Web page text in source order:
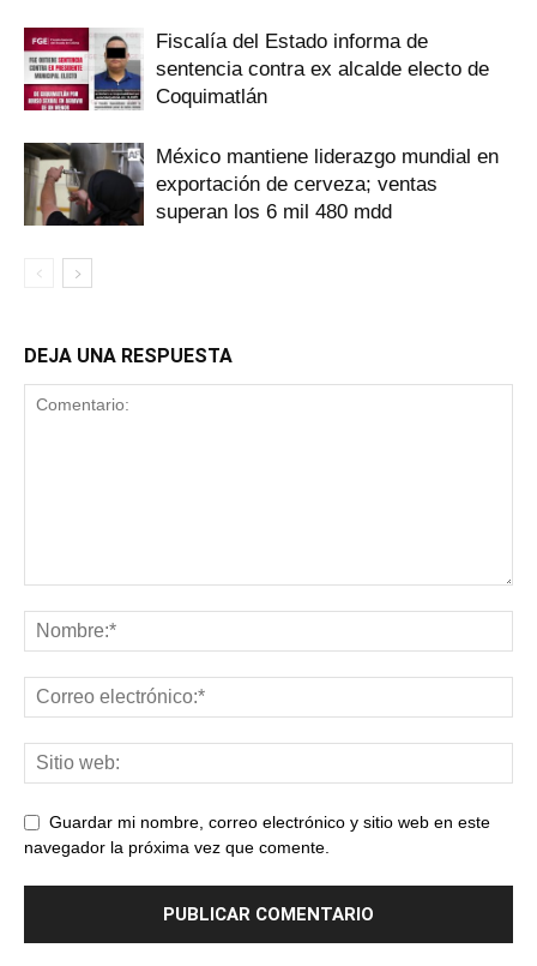
Fiscalía del Estado informa de
sentencia contra ex alcalde electo de
Coquimatlán
México mantiene liderazgo mundial en
exportación de cerveza; ventas
superan los 6 mil 480 mdd
DEJA UNA RESPUESTA
Guardar mi nombre, correo electrónico y sitio web en este
navegador la próxima vez que comente.